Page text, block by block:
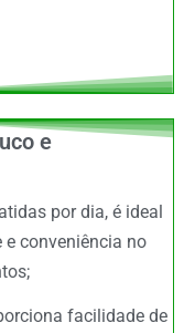
e
por dia, é ideal
conveniência no
facilidade de